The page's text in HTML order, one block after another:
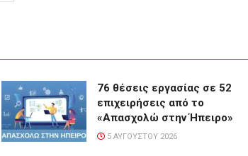
76 θέσεις εργασίας σε 52
επιχειρήσεις από το
«Απασχολώ στην Ήπειρο»
5 ΑΥΓΟΎΣΤΟΥ 2026